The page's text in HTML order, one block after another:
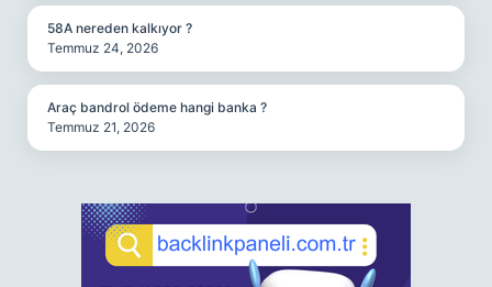
58A nereden kalkıyor ?
Temmuz 24, 2026
Araç bandrol ödeme hangi banka ?
Temmuz 21, 2026